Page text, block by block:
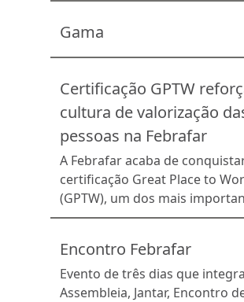
meio de negociações com
distribuidores parceiros. A
indústrias, que previnem
alcançam uma quantidade
pontos de venda.
Gama
Certificação GPTW
cultura de valorização
pessoas na Febrafar
A Febrafar acaba de
certificação Great Place to
(GPTW), um dos mais
reconhecimentos
trabalho. A conquista reflete
cultura organizacional
longo dos anos, baseada no
Encontro Febrafar
Evento de três dias que integra
Assembleia, Jantar, Encontro